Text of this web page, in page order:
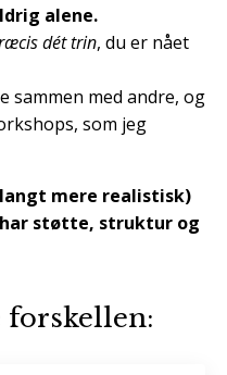
alene.
dét trin, du er nået
sammen med andre, og
som jeg
mere realistisk)
støtte, struktur og
forskellen: